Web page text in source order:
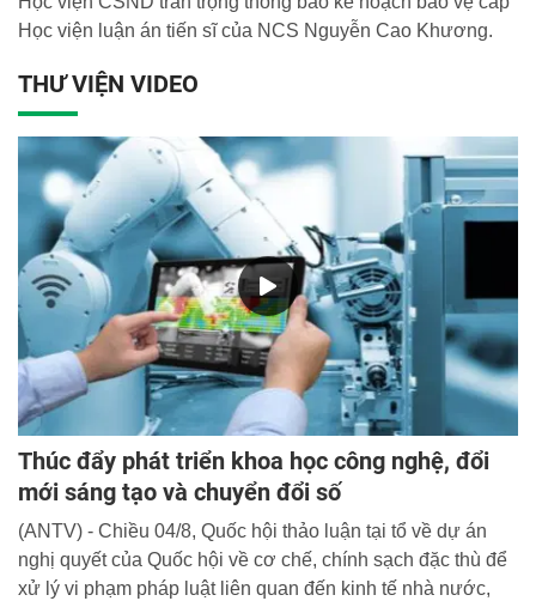
Học viện luận án tiến sĩ của NCS Nguyễn Cao Khương.
THƯ VIỆN VIDEO
Thúc đẩy phát triển khoa học công nghệ, đổi
mới sáng tạo và chuyển đổi số
(ANTV) - Chiều 04/8, Quốc hội thảo luận tại tổ về dự án
nghị quyết của Quốc hội về cơ chế, chính sạch đặc thù để
xử lý vi phạm pháp luật liên quan đến kinh tế nhà nước,